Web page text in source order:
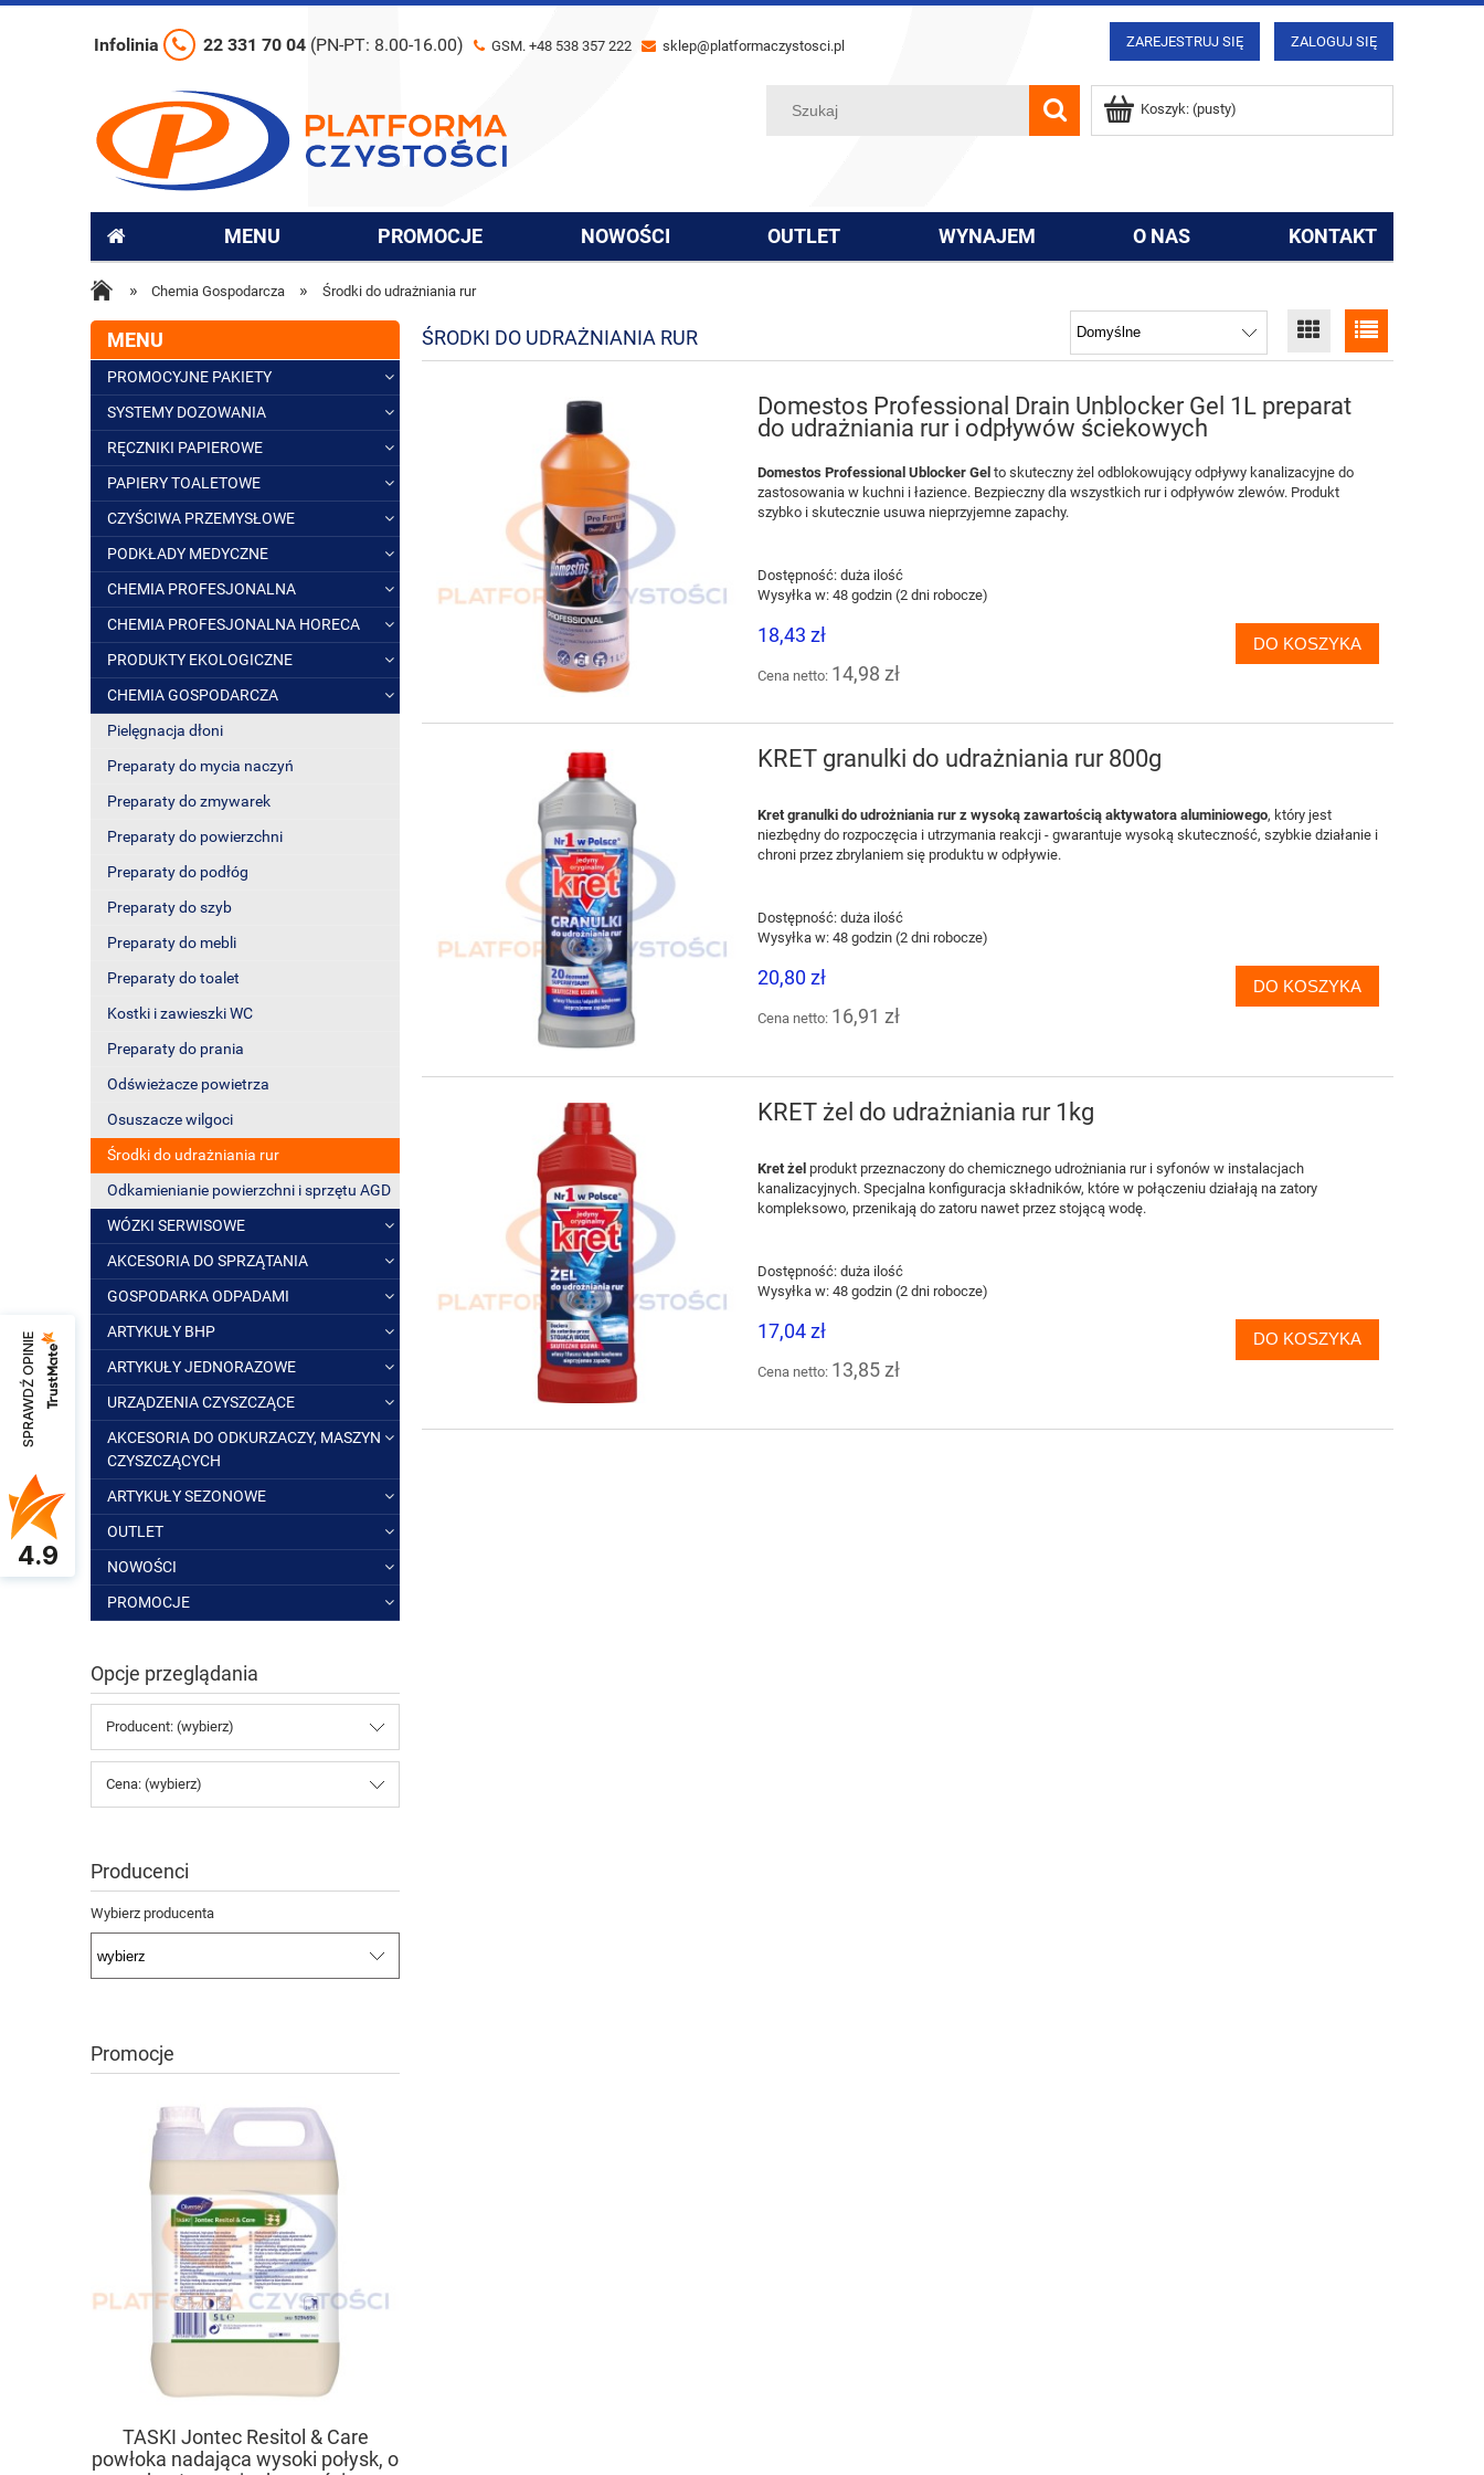
Infolinia 22 331 70 04 (PN-PT: 8.00-16.00) GSM. +48 538 357 222 sklep@platformaczystosci.pl ZAREJESTRUJ SIĘ ZALOGUJ SIĘ
Koszyk: (pusty)
MENU PROMOCJE NOWOŚCI OUTLET WYNAJEM O NAS KONTAKT
» Chemia Gospodarcza » Środki do udrażniania rur
MENU
PROMOCYJNE PAKIETY
SYSTEMY DOZOWANIA
RĘCZNIKI PAPIEROWE
PAPIERY TOALETOWE
CZYŚCIWA PRZEMYSŁOWE
PODKŁADY MEDYCZNE
CHEMIA PROFESJONALNA
CHEMIA PROFESJONALNA HORECA
PRODUKTY EKOLOGICZNE
CHEMIA GOSPODARCZA
Pielęgnacja dłoni
Preparaty do mycia naczyń
Preparaty do zmywarek
Preparaty do powierzchni
Preparaty do podłóg
Preparaty do szyb
Preparaty do mebli
Preparaty do toalet
Kostki i zawieszki WC
Preparaty do prania
Odświeżacze powietrza
Osuszacze wilgoci
Środki do udrażniania rur
Odkamienianie powierzchni i sprzętu AGD
WÓZKI SERWISOWE
AKCESORIA DO SPRZĄTANIA
GOSPODARKA ODPADAMI
ARTYKUŁY BHP
ARTYKUŁY JEDNORAZOWE
URZĄDZENIA CZYSZCZĄCE
AKCESORIA DO ODKURZACZY, MASZYN
CZYSZCZĄCYCH
ARTYKUŁY SEZONOWE
OUTLET
NOWOŚCI
PROMOCJE
Opcje przeglądania
Producent: (wybierz)
Cena: (wybierz)
Producenci
Wybierz producenta
Promocje
TASKI Jontec Resitol & Care
powłoka nadająca wysoki połysk, o
ŚRODKI DO UDRAŻNIANIA RUR
Domestos Professional Drain Unblocker Gel 1L preparat
do udrażniania rur i odpływów ściekowych
Domestos Professional Ublocker Gel to skuteczny żel odblokowujący odpływy kanalizacyjne do
zastosowania w kuchni i łazience. Bezpieczny dla wszystkich rur i odpływów zlewów. Produkt
szybko i skutecznie usuwa nieprzyjemne zapachy.
Dostępność: duża ilość
Wysyłka w: 48 godzin (2 dni robocze)
18,43 zł
Cena netto: 14,98 zł
DO KOSZYKA
KRET granulki do udrażniania rur 800g
Kret granulki do udrożniania rur z wysoką zawartością aktywatora aluminiowego, który jest
niezbędny do rozpoczęcia i utrzymania reakcji - gwarantuje wysoką skuteczność, szybkie działanie i
chroni przez zbrylaniem się produktu w odpływie.
Dostępność: duża ilość
Wysyłka w: 48 godzin (2 dni robocze)
20,80 zł
Cena netto: 16,91 zł
DO KOSZYKA
KRET żel do udrażniania rur 1kg
Kret żelprodukt przeznaczony do chemicznego udrożniania rur i syfonów w instalacjach
kanalizacyjnych. Specjalna konfiguracja składników, które w połączeniu działają na zatory
kompleksowo, przenikają do zatoru nawet przez stojącą wodę.
Dostępność: duża ilość
Wysyłka w: 48 godzin (2 dni robocze)
17,04 zł
Cena netto: 13,85 zł
DO KOSZYKA
SPRAWDŹ OPINIE
4.9